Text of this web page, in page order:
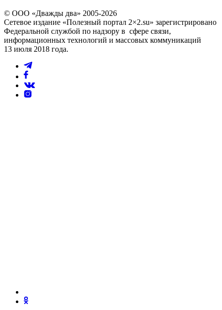
© ООО «Дважды два» 2005-2026
Сетевое издание «Полезный портал 2×2.su» зарегистрировано
Федеральной службой по надзору в сфере связи,
информационных технологий и массовых коммуникаций
13 июля 2018 года.